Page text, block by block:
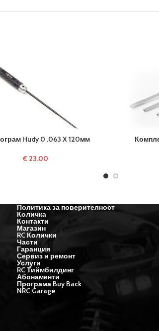
Hudy 0 .063 X 120мм
€ 23.00
Политика за поверителност
Количка
Контакти
Магазин
RC Колички
Части
Гаранция
Сервиз и ремонт
Услуги
RC Тиймбилдинг
Абонаменти
Програма Buy Back
NRC Garage